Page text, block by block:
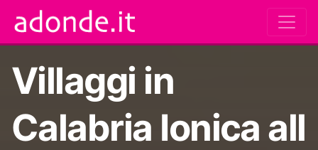
Villaggi in
Calabria Ionica all